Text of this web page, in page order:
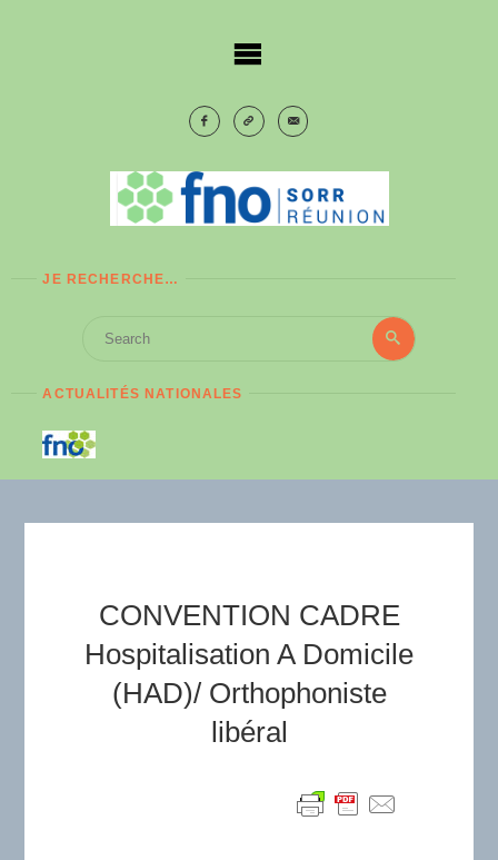
JE RECHERCHE…
Search
Search
ACTUALITÉS NATIONALES
CONVENTION CADRE
Hospitalisation A Domicile
(HAD)/ Orthophoniste
libéral